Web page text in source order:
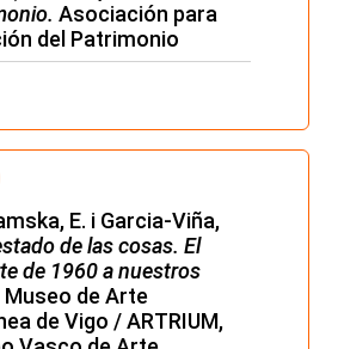
Asociación para
del Patrimonio
E. i Garcia-Viña,
de las cosas. El
de 1960 a nuestros
Museo de Arte
de Vigo / ARTRIUM,